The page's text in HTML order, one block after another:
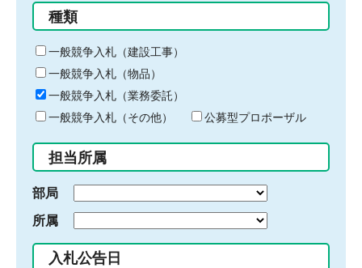
る
キ
ー
ワ
ー
ド
入
力
種類
一般競争入札（建設工事）
一般競争入札（物品）
一般競争入札（業務委託）
一般競争入札（その他）
公募型プロポーザル
担当所属
部局
所属
入札公告日